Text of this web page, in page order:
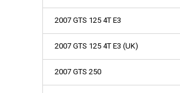
2007 GTS 125 4T E3
2007 GTS 125 4T E3 (UK)
2007 GTS 250